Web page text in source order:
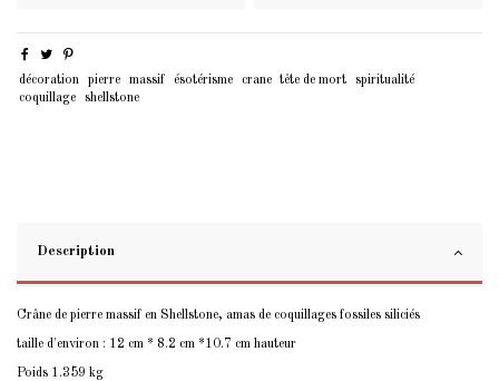
décoration pierre massif ésotérisme crane tête de mort
spiritualité
coquillage
shellstone
Description
Crâne de pierre massif en Shellstone, amas de coquillages fossiles siliciés
taille d'environ : 12 cm * 8.2 cm *10.7 cm hauteur
Poids 1.359 kg